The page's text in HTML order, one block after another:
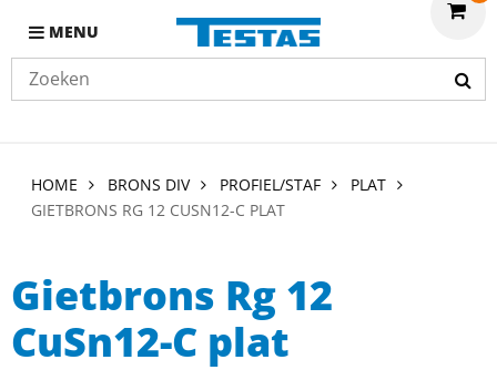
MENU
HOME BRONS DIV PROFIEL/STAF
PLAT
GIETBRONS RG 12 CUSN12-C PLAT
Gietbrons Rg 12
CuSn12-C plat